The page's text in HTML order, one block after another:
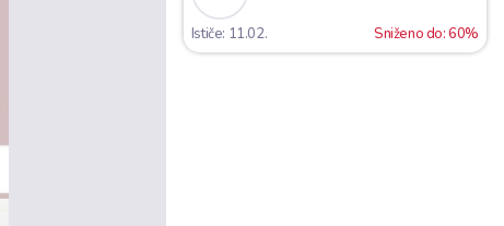
Ističe: 11.02. Sniženo do: 60%